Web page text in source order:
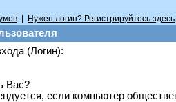
Нужен логин? Регистрируйтесь здесь
(Логин):
Вас?
если компьютер